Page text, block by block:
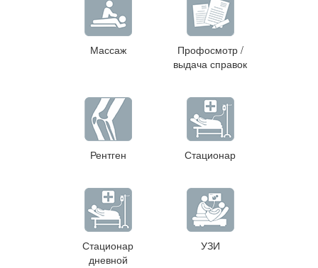
Массаж
Профосмотр /
выдача справок
Рентген Стационар
Стационар
дневной
УЗИ